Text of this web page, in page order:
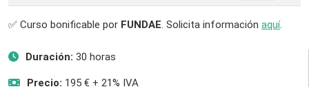
✅ Curso bonificable por FUNDAE. Solicita información aquí.
Duración: 30 horas
Precio: 195 € + 21% IVA